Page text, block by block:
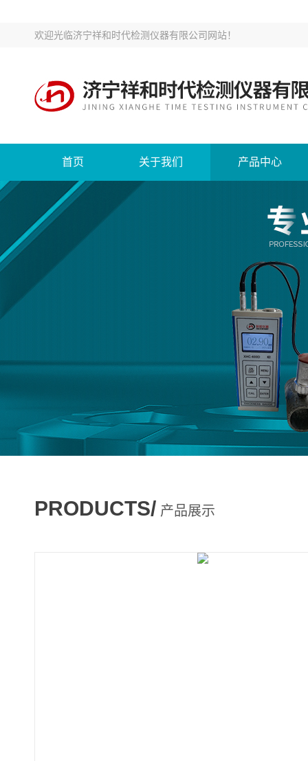
欢迎光临济宁祥和时代检测仪器有限公司网站！
首页 关于我们 产品中心
PRODUCTS/ 产品展示